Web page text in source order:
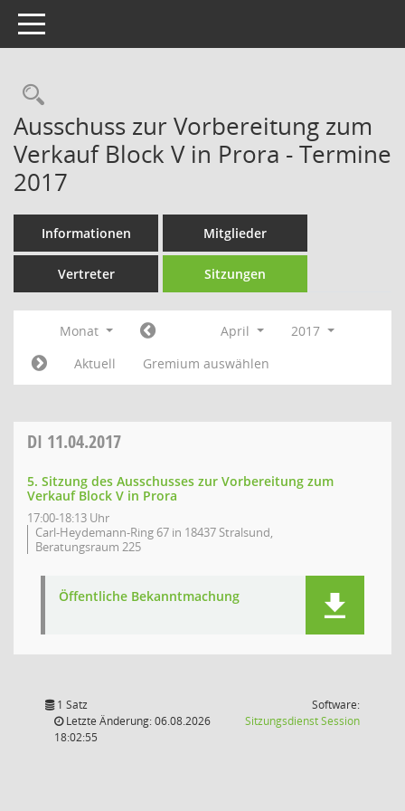
Toggle navigation
Rechercheauswahl
Ausschuss zur Vorbereitung zum
Verkauf Block V in Prora - Termine
2017
Informationen Mitglieder
Vertreter Sitzungen
Monat April
2017
Aktuell
Gremium auswählen
DI 11.04.2017
5. Sitzung des Ausschusses zur Vorbereitung zum
Verkauf Block V in Prora
17:00-18:13 Uhr
Carl-Heydemann-Ring 67 in 18437 Stralsund,
Beratungsraum 225
Öffentliche Bekanntmachung
1 Satz
Letzte Änderung: 06.08.2026
18:02:55
Software:
SitzungsdienstSession(Wird in